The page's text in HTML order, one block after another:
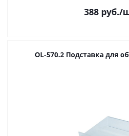
388руб./
OL-570.2 Подставка для